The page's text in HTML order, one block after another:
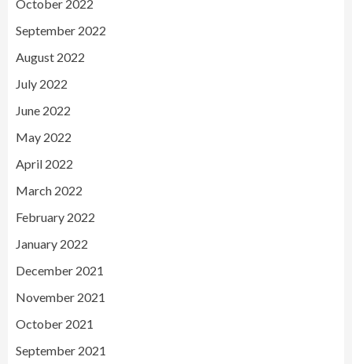
October 2022
September 2022
August 2022
July 2022
June 2022
May 2022
April 2022
March 2022
February 2022
January 2022
December 2021
November 2021
October 2021
September 2021